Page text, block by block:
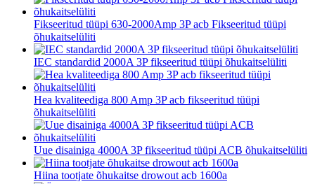
Fikseeritud tüüpi 630-2000Amp 3P acb Fikseeritud tüüpi
õhukaitselüliti
IEC standardid 2000A 3P fikseeritud tüüpi õhukaitselüliti
Hea kvaliteediga 800 Amp 3P acb fikseeritud tüüpi
õhukaitselüliti
Uue disainiga 4000A 3P fikseeritud tüüpi ACB õhukaitselüliti
Hiina tootjate õhukaitse drowout acb 1600a